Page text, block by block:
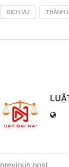
DỊCH VỤ THÀNH
previous post